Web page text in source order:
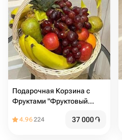
Подарочная Корзина с
Фруктами "Фруктовый
4.96224 37 000֏